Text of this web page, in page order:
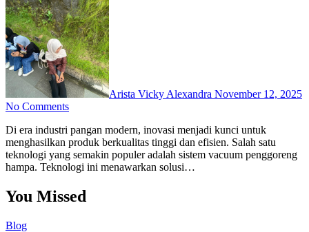
Arista Vicky Alexandra November 12, 2025
No Comments
Di era industri pangan modern, inovasi menjadi kunci untuk
menghasilkan produk berkualitas tinggi dan efisien. Salah satu
teknologi yang semakin populer adalah sistem vacuum penggoreng
hampa. Teknologi ini menawarkan solusi…
You Missed
Blog